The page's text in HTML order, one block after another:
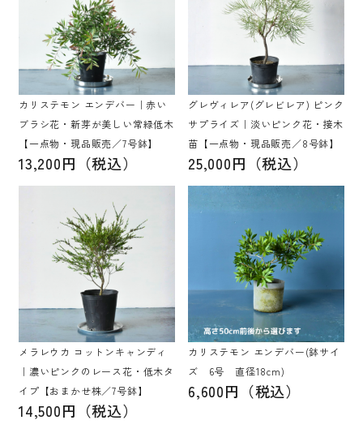
カリステモン エンデバー｜赤い
ブラシ花・新芽が美しい常緑低木
【一点物・現品販売／7号鉢】
13,200円（税込）
グレヴィレア(グレビレア) ピンク
サプライズ｜淡いピンク花・接木
苗【一点物・現品販売／8号鉢】
25,000円（税込）
メラレウカ コットンキャンディ
｜濃いピンクのレース花・低木タ
イプ【おまかせ株／7号鉢】
14,500円（税込）
カリステモン エンデバー(鉢サイ
ズ 6号 直径18cm)
6,600円（税込）